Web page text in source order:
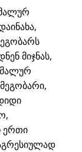
მიჯნას,
ერთი